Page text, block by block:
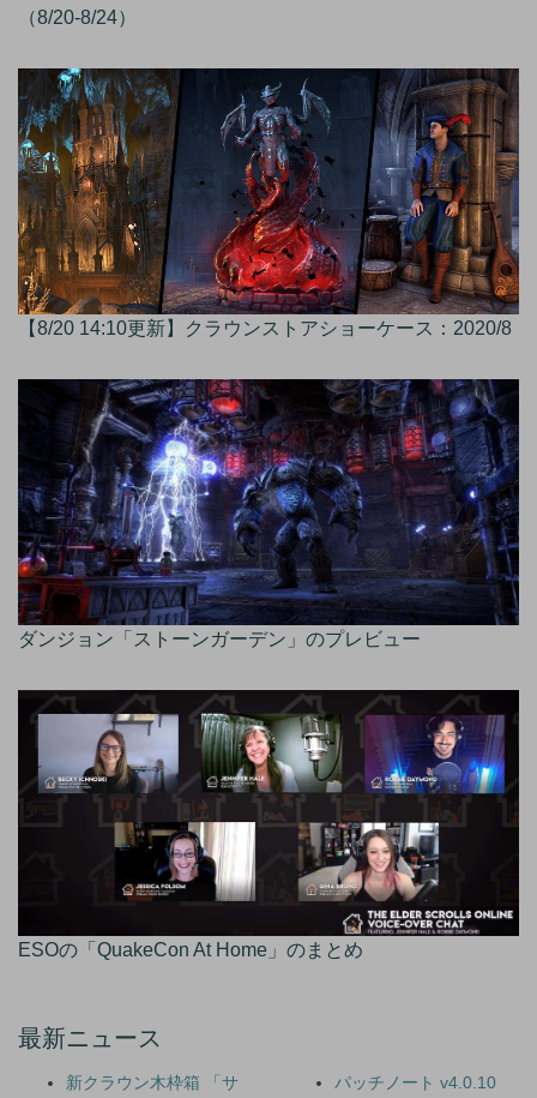
（8/20-8/24）
【8/20 14:10更新】クラウンストアショーケース：2020/8
ダンジョン「ストーンガーデン」のプレビュー
ESOの「QuakeCon At Home」のまとめ
最新ニュース
新クラウン木枠箱 「サ
パッチノート v4.0.10